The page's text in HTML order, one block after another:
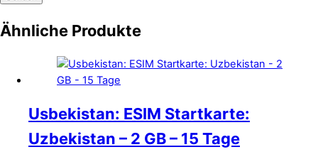
Ähnliche Produkte
Usbekistan: ESIM Startkarte:
Uzbekistan – 2 GB – 15 Tage